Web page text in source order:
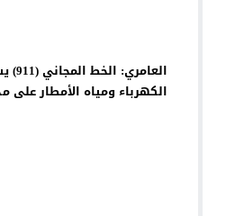
الكهرباء ومياه الأمطار على